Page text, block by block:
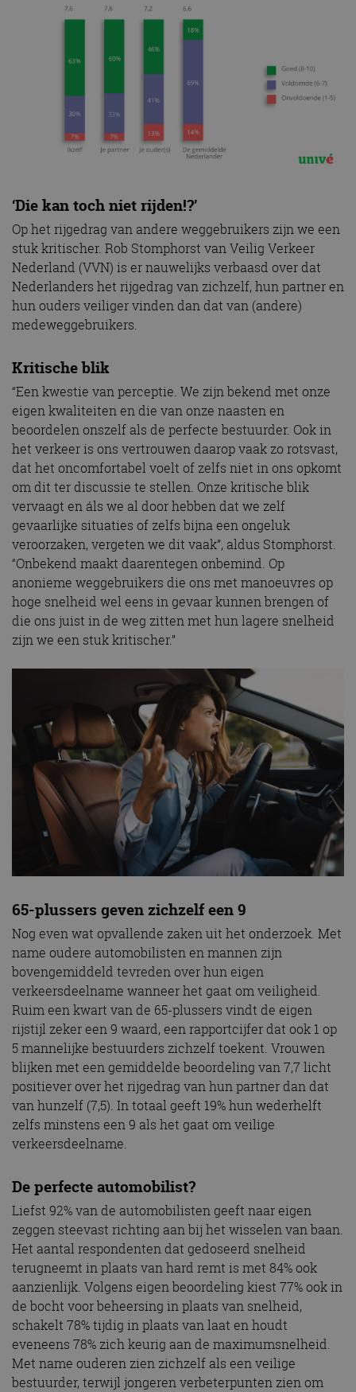
‘Die kan toch niet rijden!?’
Op het rijgedrag van andere weggebruikers zijn we een
stuk kritischer. Rob Stomphorst van Veilig Verkeer
Nederland (VVN) is er nauwelijks verbaasd over dat
Nederlanders het rijgedrag van zichzelf, hun partner en
hun ouders veiliger vinden dan dat van (andere)
medeweggebruikers.
Kritische blik
“Een kwestie van perceptie. We zijn bekend met onze
eigen kwaliteiten en die van onze naasten en
beoordelen onszelf als de perfecte bestuurder. Ook in
het verkeer is ons vertrouwen daarop vaak zo rotsvast,
dat het oncomfortabel voelt of zelfs niet in ons opkomt
om dit ter discussie te stellen. Onze kritische blik
vervaagt en áls we al door hebben dat we zelf
gevaarlijke situaties of zelfs bijna een ongeluk
veroorzaken, vergeten we dit vaak”, aldus Stomphorst.
“Onbekend maakt daarentegen onbemind. Op
anonieme weggebruikers die ons met manoeuvres op
hoge snelheid wel eens in gevaar kunnen brengen of
die ons juist in de weg zitten met hun lagere snelheid
zijn we een stuk kritischer.”
65-plussers geven zichzelf een 9
Nog even wat opvallende zaken uit het onderzoek. Met
name oudere automobilisten en mannen zijn
bovengemiddeld tevreden over hun eigen
verkeersdeelname wanneer het gaat om veiligheid.
Ruim een kwart van de 65-plussers vindt de eigen
rijstijl zeker een 9 waard, een rapportcijfer dat ook 1 op
5 mannelijke bestuurders zichzelf toekent. Vrouwen
blijken met een gemiddelde beoordeling van 7,7 licht
positiever over het rijgedrag van hun partner dan dat
van hunzelf (7,5). In totaal geeft 19% hun wederhelft
zelfs minstens een 9 als het gaat om veilige
verkeersdeelname.
De perfecte automobilist?
Liefst 92% van de automobilisten geeft naar eigen
zeggen steevast richting aan bij het wisselen van baan.
Het aantal respondenten dat gedoseerd snelheid
terugneemt in plaats van hard remt is met 84% ook
aanzienlijk. Volgens eigen beoordeling kiest 77% ook in
de bocht voor beheersing in plaats van snelheid,
schakelt 78% tijdig in plaats van laat en houdt
eveneens 78% zich keurig aan de maximumsnelheid.
Met name ouderen zien zichzelf als een veilige
bestuurder, terwijl jongeren verbeterpunten zien om